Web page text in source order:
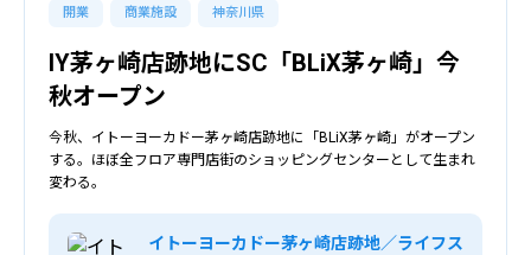
開業 商業施設 神奈川県
IY茅ヶ崎店跡地にSC「BLiX茅ヶ崎」今
秋オープン
今秋、イトーヨーカドー茅ヶ崎店跡地に「BLiX茅ヶ崎」がオープン
する。ほぼ全フロア専門店街のショッピングセンターとして生まれ
変わる。
イトーヨーカドー茅ヶ崎店跡地／ライフス